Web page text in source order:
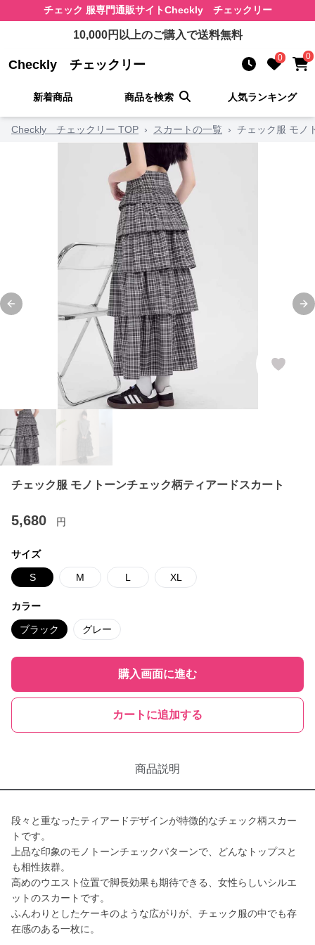
チェック 服専門通販サイトCheckly チェックリー
10,000円以上のご購入で送料無料
Checkly チェックリー 0 0
新着商品 商品を検索 人気ランキング
Checkly チェックリー TOP › スカートの一覧 › チェック服 モノ
Previous slide
チェック服 モノトーンチェック柄ティアードスカート
5,680 円
サイズ
S M L XL
カラー
ブラック グレー
購入画面に進む
カートに追加する
商品説明
段々と重なったティアードデザインが特徴的なチェック柄スカー
トです。
上品な印象のモノトーンチェックパターンで、どんなトップスと
も相性抜群。
高めのウエスト位置で脚長効果も期待できる、女性らしいシルエ
ットのスカートです。
ふんわりとしたケーキのような広がりが、チェック服の中でも存
在感のある一枚に。